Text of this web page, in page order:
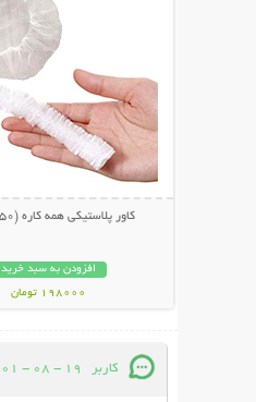
کاور پلاستیکی همه کاره (50 عددی)
افزودن به سبد خرید
198000 تومان
کاربر 19 - 08 - 1401